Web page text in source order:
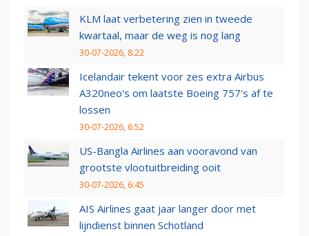
KLM laat verbetering zien in tweede
kwartaal, maar de weg is nog lang
30-07-2026, 8:22
Icelandair tekent voor zes extra Airbus
A320neo's om laatste Boeing 757's af te
lossen
30-07-2026, 6:52
US-Bangla Airlines aan vooravond van
grootste vlootuitbreiding ooit
30-07-2026, 6:45
AIS Airlines gaat jaar langer door met
lijndienst binnen Schotland